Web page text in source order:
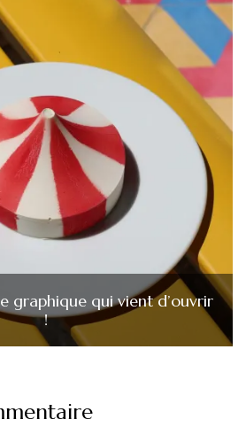
graphique qui vient d’ouvrir
!